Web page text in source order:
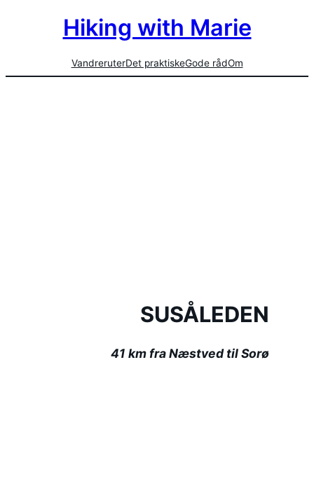
Hiking with Marie
VandreruterDet praktiskeGode rådOm
SUSÅLEDEN
41 km fra Næstved til Sorø